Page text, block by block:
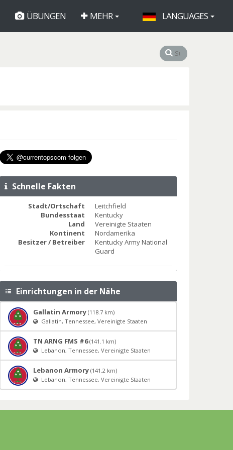
ÜBUNGEN MEHR LANGUAGES
Schnelle Fakten
Stadt/Ortschaft
Leitchfield
Bundesstaat
Kentucky
Land
Vereinigte Staaten
Kontinent
Nordamerika
Besitzer / Betreiber
Kentucky Army National
Guard
Einrichtungen in der Nähe
Gallatin Armory (118.7 km)
Gallatin, Tennessee, Vereinigte Staaten
TN ARNG FMS #6 (141.1 km)
Lebanon, Tennessee, Vereinigte Staaten
Lebanon Armory (141.2 km)
Lebanon, Tennessee, Vereinigte Staaten